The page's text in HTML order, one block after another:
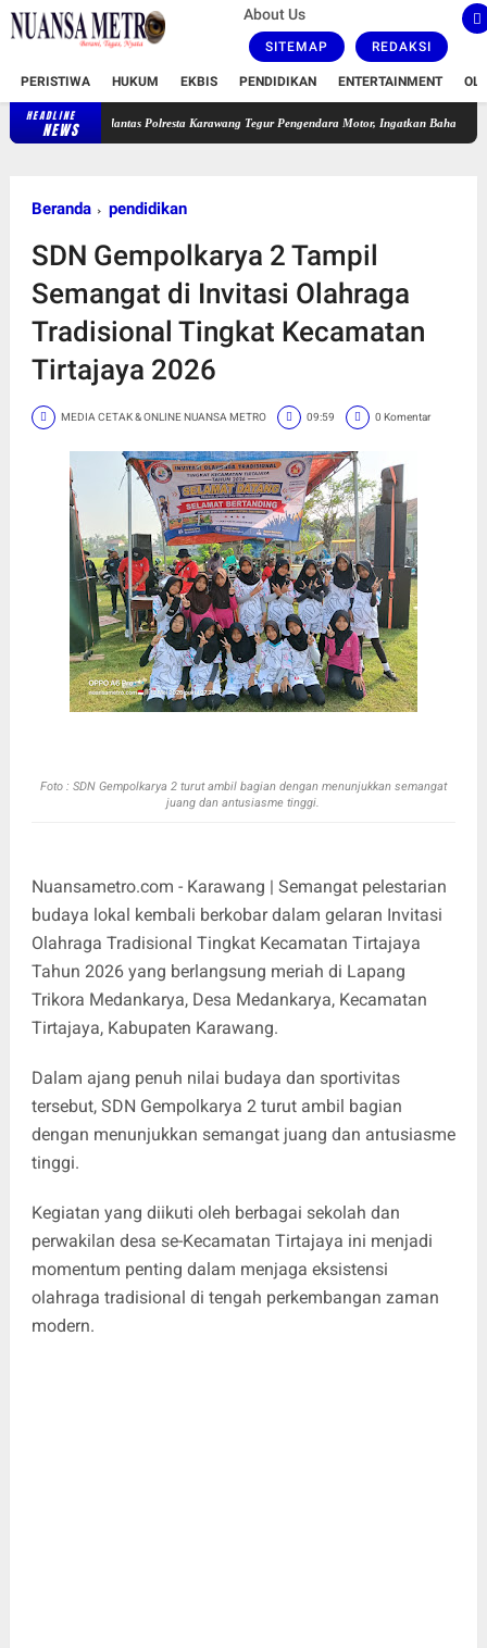
About Us
SITEMAP REDAKSI
PERISTIWA HUKUM EKBIS PENDIDIKAN ENTERTAINMENT
HEADLINE
NEWS
Satlantas Polresta Karawang Tegur Pengendara Motor, Ingatkan Bahaya Ugal-ugalan dan
Beranda pendidikan
SDN Gempolkarya 2 Tampil
Semangat di Invitasi Olahraga
Tradisional Tingkat Kecamatan
Tirtajaya 2026
MEDIA CETAK & ONLINE NUANSA METRO 09:59 0 Komentar
Foto : SDN Gempolkarya 2 turut ambil bagian dengan menunjukkan semangat
juang dan antusiasme tinggi.
Nuansametro.com - Karawang | Semangat pelestarian
budaya lokal kembali berkobar dalam gelaran Invitasi
Olahraga Tradisional Tingkat Kecamatan Tirtajaya
Tahun 2026 yang berlangsung meriah di Lapang
Trikora Medankarya, Desa Medankarya, Kecamatan
Tirtajaya, Kabupaten Karawang.
Dalam ajang penuh nilai budaya dan sportivitas
tersebut, SDN Gempolkarya 2 turut ambil bagian
dengan menunjukkan semangat juang dan antusiasme
tinggi.
Kegiatan yang diikuti oleh berbagai sekolah dan
perwakilan desa se-Kecamatan Tirtajaya ini menjadi
momentum penting dalam menjaga eksistensi
olahraga tradisional di tengah perkembangan zaman
modern.